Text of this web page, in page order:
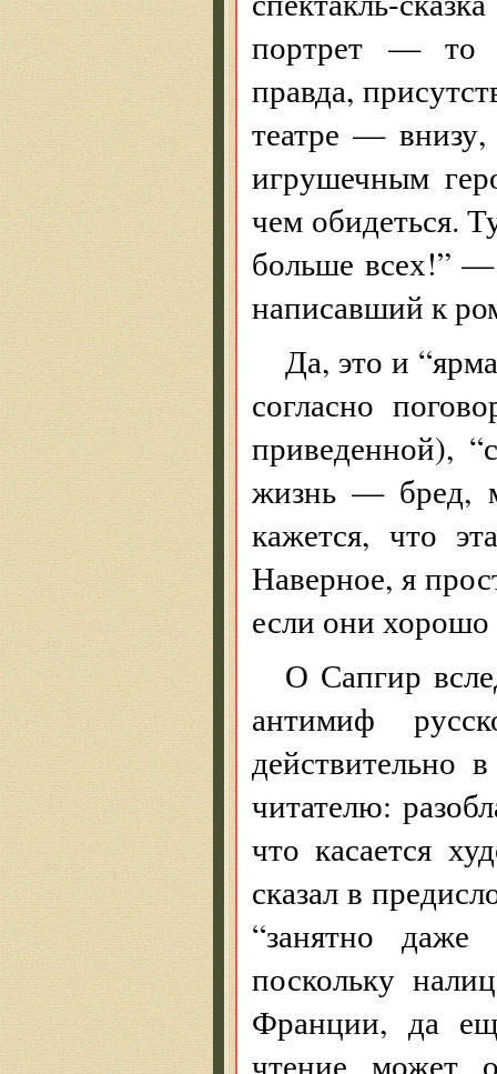
портрет — то
правда,
театре —
игрушечным
чем обидеться.
больше всех!” —
написавший к
Да, это и
согласно
приведенной),
жизнь — бред,
кажется, что
Наверное, я
если они хорошо
О Сапгир
антимиф
действительно
читателю:
что касается
сказал в
“занятно
поскольку
Франции, да
чтение может